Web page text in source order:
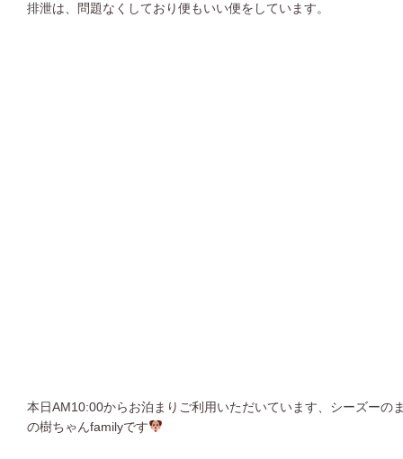
排泄は、問題なくしており便もいい便をしています。
本日AM10:00からお泊まりご利用いただいています、シーズーの
の樹ちゃんfamilyです